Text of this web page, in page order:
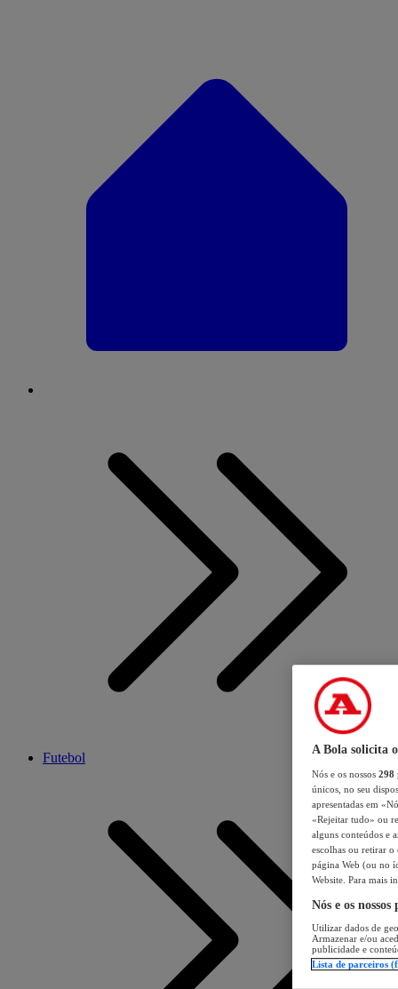
Futebol
A Bola solicita
Nós e os nossos 298
únicos, no seu
apresentadas em
«Rejeitar tudo» ou
alguns conteúdos e
escolhas ou retirar
página Web (ou no
Website. Para mais
Nós e os
Utilizar dados de
Armazenar e/ou
publicidade e
Lista de parceiros